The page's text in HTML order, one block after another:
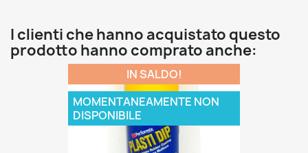
I clienti che hanno acquistato questo
prodotto hanno comprato anche:
IN SALDO!
MOMENTANEAMENTE NON
DISPONIBILE